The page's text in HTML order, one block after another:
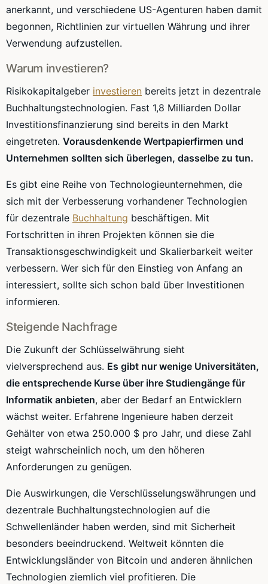
anerkannt, und verschiedene US-Agenturen haben damit
begonnen, Richtlinien zur virtuellen Währung und ihrer
Verwendung aufzustellen.
Warum investieren?
Risikokapitalgeber investieren bereits jetzt in dezentrale
Buchhaltungstechnologien. Fast 1,8 Milliarden Dollar
Investitionsfinanzierung sind bereits in den Markt
eingetreten. Vorausdenkende Wertpapierfirmen und
Unternehmen sollten sich überlegen, dasselbe zu tun.
Es gibt eine Reihe von Technologieunternehmen, die
sich mit der Verbesserung vorhandener Technologien
für dezentrale Buchhaltung beschäftigen. Mit
Fortschritten in ihren Projekten können sie die
Transaktionsgeschwindigkeit und Skalierbarkeit weiter
verbessern. Wer sich für den Einstieg von Anfang an
interessiert, sollte sich schon bald über Investitionen
informieren.
Steigende Nachfrage
Die Zukunft der Schlüsselwährung sieht
vielversprechend aus. Es gibt nur wenige Universitäten,
die entsprechende Kurse über ihre Studiengänge für
Informatik anbieten, aber der Bedarf an Entwicklern
wächst weiter. Erfahrene Ingenieure haben derzeit
Gehälter von etwa 250.000 $ pro Jahr, und diese Zahl
steigt wahrscheinlich noch, um den höheren
Anforderungen zu genügen.
Die Auswirkungen, die Verschlüsselungswährungen und
dezentrale Buchhaltungstechnologien auf die
Schwellenländer haben werden, sind mit Sicherheit
besonders beeindruckend. Weltweit könnten die
Entwicklungsländer von Bitcoin und anderen ähnlichen
Technologien ziemlich viel profitieren. Die